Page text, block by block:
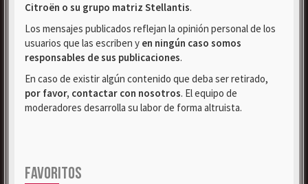
Citroën o su grupo matriz Stellantis.
Los mensajes publicados reflejan la opinión personal de los
usuarios que las escriben y en ningún caso somos
responsables de sus publicaciones.
En caso de existir algún contenido que deba ser retirado,
por favor, contactar con nosotros. El equipo de
moderadores desarrolla su labor de forma altruista.
FAVORITOS